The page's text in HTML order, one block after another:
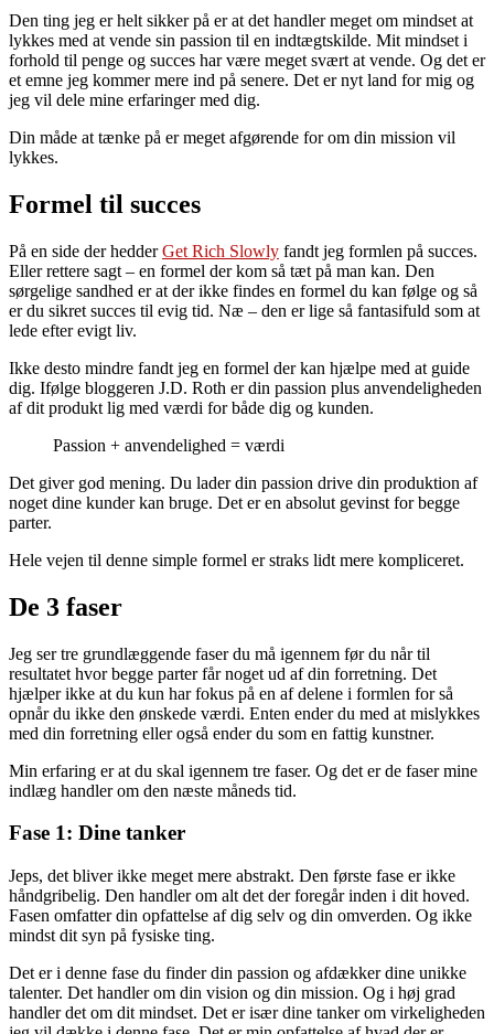
Den ting jeg er helt sikker på er at det handler meget om mindset at
lykkes med at vende sin passion til en indtægtskilde. Mit mindset i
forhold til penge og succes har være meget svært at vende. Og det er
et emne jeg kommer mere ind på senere. Det er nyt land for mig og
jeg vil dele mine erfaringer med dig.
Din måde at tænke på er meget afgørende for om din mission vil
lykkes.
Formel til succes
På en side der hedderGet Rich Slowly fandt jeg formlen på succes.
Eller rettere sagt – en formel der kom så tæt på man kan. Den
sørgelige sandhed er at der ikke findes en formel du kan følge og så
er du sikret succes til evig tid. Næ – den er lige så fantasifuld som at
lede efter evigt liv.
Ikke desto mindre fandt jeg en formel der kan hjælpe med at guide
dig. Ifølge bloggeren J.D. Roth er din passion plus anvendeligheden
af dit produkt lig med værdi for både dig og kunden.
Passion + anvendelighed = værdi
Det giver god mening. Du lader din passion drive din produktion af
noget dine kunder kan bruge. Det er en absolut gevinst for begge
parter.
Hele vejen til denne simple formel er straks lidt mere kompliceret.
De 3 faser
Jeg ser tre grundlæggende faser du må igennem før du når til
resultatet hvor begge parter får noget ud af din forretning. Det
hjælper ikke at du kun har fokus på en af delene i formlen for så
opnår du ikke den ønskede værdi. Enten ender du med at mislykkes
med din forretning eller også ender du som en fattig kunstner.
Min erfaring er at du skal igennem tre faser. Og det er de faser mine
indlæg handler om den næste måneds tid.
Fase 1: Dine tanker
Jeps, det bliver ikke meget mere abstrakt. Den første fase er ikke
håndgribelig. Den handler om alt det der foregår inden i dit hoved.
Fasen omfatter din opfattelse af dig selv og din omverden. Og ikke
mindst dit syn på fysiske ting.
Det er i denne fase du finder din passion og afdækker dine unikke
talenter. Det handler om din vision og din mission. Og i høj grad
handler det om dit mindset. Det er især dine tanker om virkeligheden